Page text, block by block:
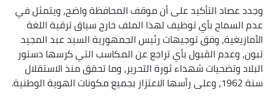
وجدد عصاد التأكيد على أن موقف المحافظة واضح، ويتمثل في
عدم السماح بأي توظيف لهذا الملف خارج سياق ترقية اللغة
الأمازيغية، وفق توجيهات رئيس الجمهورية السيد عبد المجيد
تبون، وعدم القبول بأي تراجع عن المكاسب التي كرسها دستور
البلاد وتضحيات شهداء ثورة التحرير، وما تحقق منذ الاستقلال
سنة 1962، وعلى رأسها الاعتزاز بجميع مكونات الهوية الوطنية.